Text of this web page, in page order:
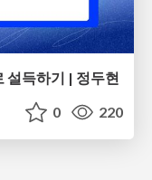
설득하기 | 정두현
0 220